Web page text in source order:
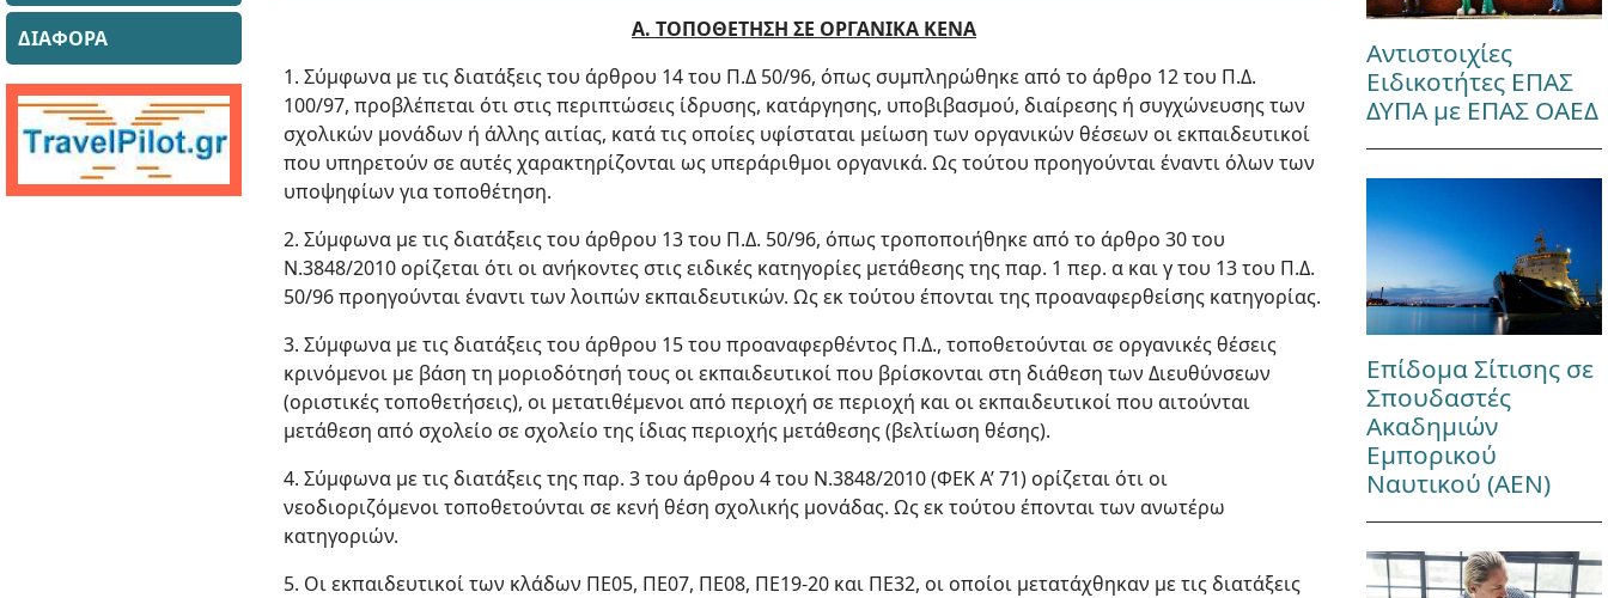
ΔΙΑΦΟΡΑ
Α. ΤΟΠΟΘΕΤΗΣΗ ΣΕ ΟΡΓΑΝΙΚΑ ΚΕΝΑ
1. Σύμφωνα με τις διατάξεις του άρθρου 14 του Π.Δ 50/96, όπως συμπληρώθηκε από το άρθρο 12 του Π.Δ.
100/97, προβλέπεται ότι στις περιπτώσεις ίδρυσης, κατάργησης, υποβιβασμού, διαίρεσης ή συγχώνευσης των
σχολικών μονάδων ή άλλης αιτίας, κατά τις οποίες υφίσταται μείωση των οργανικών θέσεων οι εκπαιδευτικοί
που υπηρετούν σε αυτές χαρακτηρίζονται ως υπεράριθμοι οργανικά. Ως τούτου προηγούνται έναντι όλων των
υποψηφίων για τοποθέτηση.
2. Σύμφωνα με τις διατάξεις του άρθρου 13 του Π.Δ. 50/96, όπως τροποποιήθηκε από το άρθρο 30 του
Ν.3848/2010 ορίζεται ότι οι ανήκοντες στις ειδικές κατηγορίες μετάθεσης της παρ. 1 περ. α και γ του 13 του Π.Δ.
50/96 προηγούνται έναντι των λοιπών εκπαιδευτικών. Ως εκ τούτου έπονται της προαναφερθείσης κατηγορίας.
3. Σύμφωνα με τις διατάξεις του άρθρου 15 του προαναφερθέντος Π.Δ., τοποθετούνται σε οργανικές θέσεις
κρινόμενοι με βάση τη μοριοδότησή τους οι εκπαιδευτικοί που βρίσκονται στη διάθεση των Διευθύνσεων
(οριστικές τοποθετήσεις), οι μετατιθέμενοι από περιοχή σε περιοχή και οι εκπαιδευτικοί που αιτούνται
μετάθεση από σχολείο σε σχολείο της ίδιας περιοχής μετάθεσης (βελτίωση θέσης).
4. Σύμφωνα με τις διατάξεις της παρ. 3 του άρθρου 4 του Ν.3848/2010 (ΦΕΚ Α’ 71) ορίζεται ότι οι
νεοδιοριζόμενοι τοποθετούνται σε κενή θέση σχολικής μονάδας. Ως εκ τούτου έπονται των ανωτέρω
κατηγοριών.
5. Οι εκπαιδευτικοί των κλάδων ΠΕ05, ΠΕ07, ΠΕ08, ΠΕ19-20 και ΠΕ32, οι οποίοι μετατάχθηκαν με τις διατάξεις
Αντιστοιχίες
Ειδικοτήτες ΕΠΑΣ
ΔΥΠΑ με ΕΠΑΣ ΟΑΕΔ
Επίδομα Σίτισης σε
Σπουδαστές
Ακαδημιών
Εμπορικού
Ναυτικού (ΑΕΝ)